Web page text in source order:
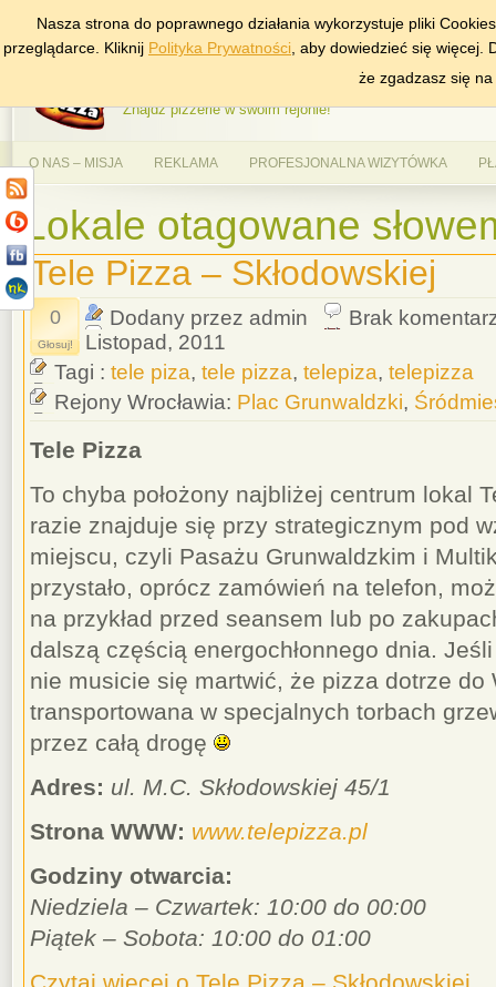
DODAJ NAS DO ULUBIONYCH ZNAJDŹ
AlePizza.com –
Znajdź pizzerie w swoim rejonie!
O NAS – MISJA REKLAMA PROFESJONALNA WIZYTÓWKA
Lokale otagowane
Tele Pizza – Skłodowskiej
0
Głosuj!
Dodany przez admin
Brak
Listopad, 2011
Tagi : tele piza, tele pizza, telepiza, telepizza
Rejony Wrocławia: Plac Grunwaldzki,
Tele Pizza
To chyba położony najbliżej centrum lokal
razie znajduje się przy strategicznym pod
miejscu, czyli Pasażu Grunwaldzkim i
przystało, oprócz zamówień na telefon,
na przykład przed seansem lub po
dalszą częścią energochłonnego dnia.
nie musicie się martwić, że pizza dotrze do
transportowana w specjalnych torbach
przez całą drogę
Adres: ul. M.C. Skłodowskiej 45/1
Strona WWW: www.telepizza.pl
Godziny otwarcia:
Niedziela – Czwartek: 10:00 do 00:00
Piątek – Sobota: 10:00 do 01:00
Nasza strona do poprawnego działania wykorzystuje pliki
przeglądarce. Kliknij Polityka Prywatności , aby dowiedzieć się
że zgadzasz się